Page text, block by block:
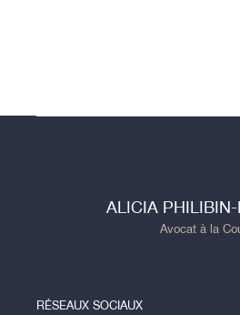
ALICIA PHILIBIN-
Avocat à la
RÉSEAUX SOCIAUX